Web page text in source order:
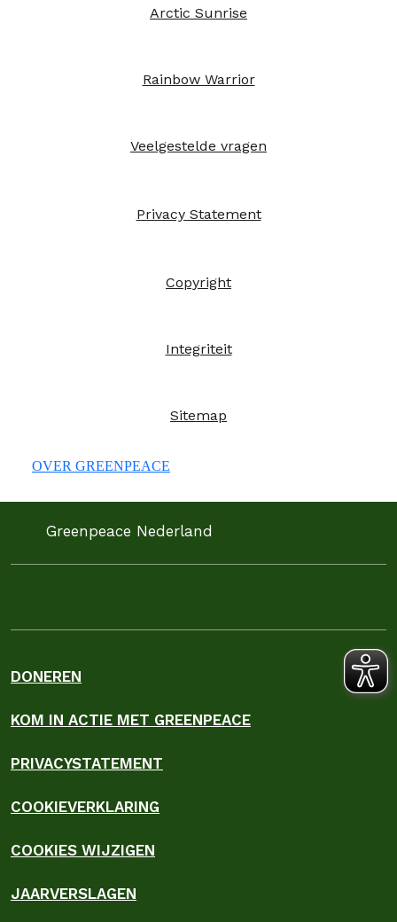
Arctic Sunrise
Rainbow Warrior
Veelgestelde vragen
Privacy Statement
Copyright
Integriteit
Sitemap
OVER GREENPEACE
Greenpeace Nederland
DONEREN
KOM IN ACTIE MET GREENPEACE
PRIVACYSTATEMENT
COOKIEVERKLARING
COOKIES WIJZIGEN
JAARVERSLAGEN